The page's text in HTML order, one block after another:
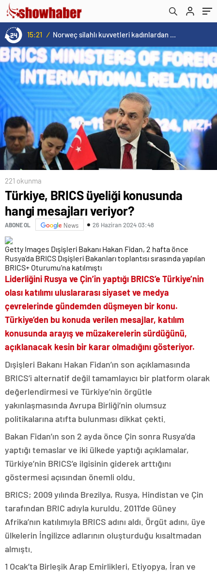
15:21 / Norweç silahlı kuvvetleri kadınlardan oluşan özel kuvvetler eğitimlerini başlattı.
221 okunma
Türkiye, BRICS üyeliği konusunda
hangi mesajları veriyor?
ABONE OL News 26 Haziran 2024 03:48
Getty Images Dışişleri Bakanı Hakan Fidan, 2 hafta önce
Rusya’da BRICS Dışişleri Bakanları toplantısı sırasında yapılan
BRICS+ Oturumu’na katılmıştı
Liderliğini Rusya ve Çin’in yaptığı BRICS’e Türkiye’nin
olası katılımı uluslararası siyaset ve medya
çevrelerinde gündemden düşmeyen bir konu.
Türkiye’den bu konuda verilen mesajlar, katılım
konusunda arayış ve müzakerelerin sürdüğünü,
açıklanacak kesin bir karar olmadığını gösteriyor.
Dışişleri Bakanı Hakan Fidan’ın son açıklamasında
BRICS’i alternatif değil tamamlayıcı bir platform olarak
değerlendirmesi ve Türkiye’nin örgütle
yakınlaşmasında Avrupa Birliği’nin olumsuz
politikalarına atıfta bulunması dikkat çekti.
Bakan Fidan’ın son 2 ayda önce Çin sonra Rusya’da
yaptığı temaslar ve iki ülkede yaptığı açıklamalar,
Türkiye’nin BRICS’e ilgisinin giderek arttığını
göstermesi açısından önemli oldu.
BRICS; 2009 yılında Brezilya, Rusya, Hindistan ve Çin
tarafından BRIC adıyla kuruldu. 2011’de Güney
Afrika’nın katılımıyla BRICS adını aldı. Örgüt adını, üye
ülkelerin İngilizce adlarının oluşturduğu kısaltmadan
almıştı.
1 Ocak’ta Birleşik Arap Emirlikleri, Etiyopya, İran ve